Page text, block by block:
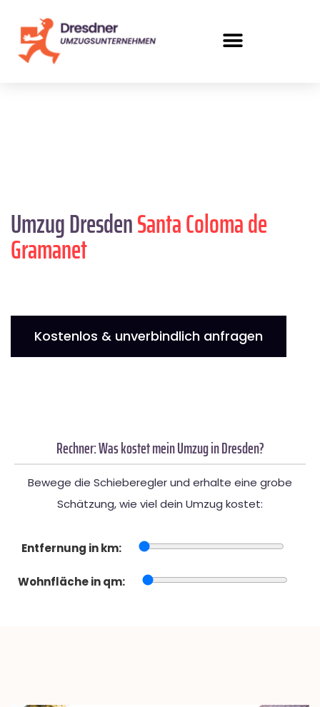
Umzug DresdenSanta Coloma de
Gramanet
Kostenlos & unverbindlich anfragen
Rechner: Was kostet mein Umzug in Dresden?
Bewege die Schieberegler und erhalte eine grobe
Schätzung, wie viel dein Umzug kostet:
Entfernung in km:
Wohnfläche in qm: